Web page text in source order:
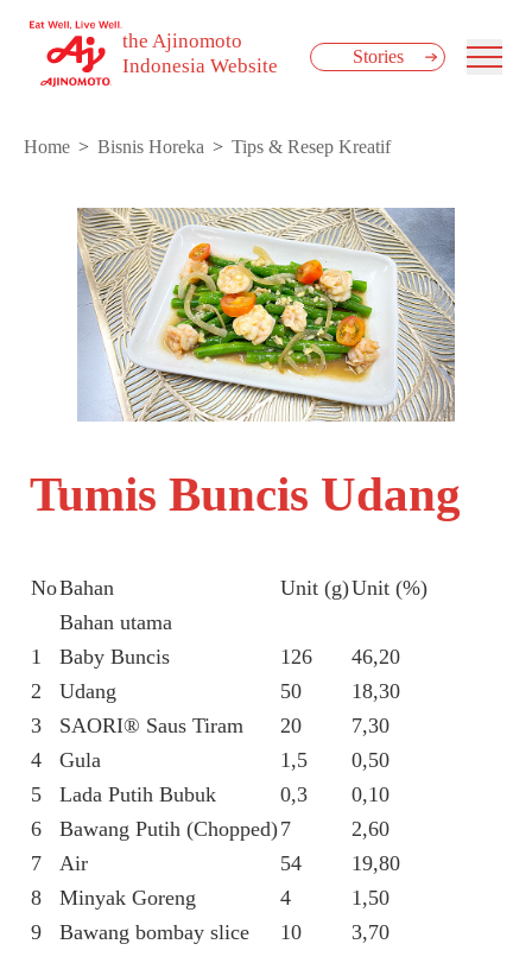
the Ajinomoto
Indonesia Website
Stories
Home Bisnis Horeka Tips & Resep Kreatif
Tumis Buncis Udang
NoBahan Unit (g)Unit (%)
Bahan utama
1
Baby Buncis 126
46,20
2
Udang 50
18,30
3
SAORI® Saus Tiram 20
7,30
4
Gula 1,5
0,50
5
Lada Putih Bubuk 0,3
0,10
6
Bawang Putih (Chopped)7
2,60
7
Air 54
19,80
8
Minyak Goreng 4
1,50
9
Bawang bombay slice 10 3,70